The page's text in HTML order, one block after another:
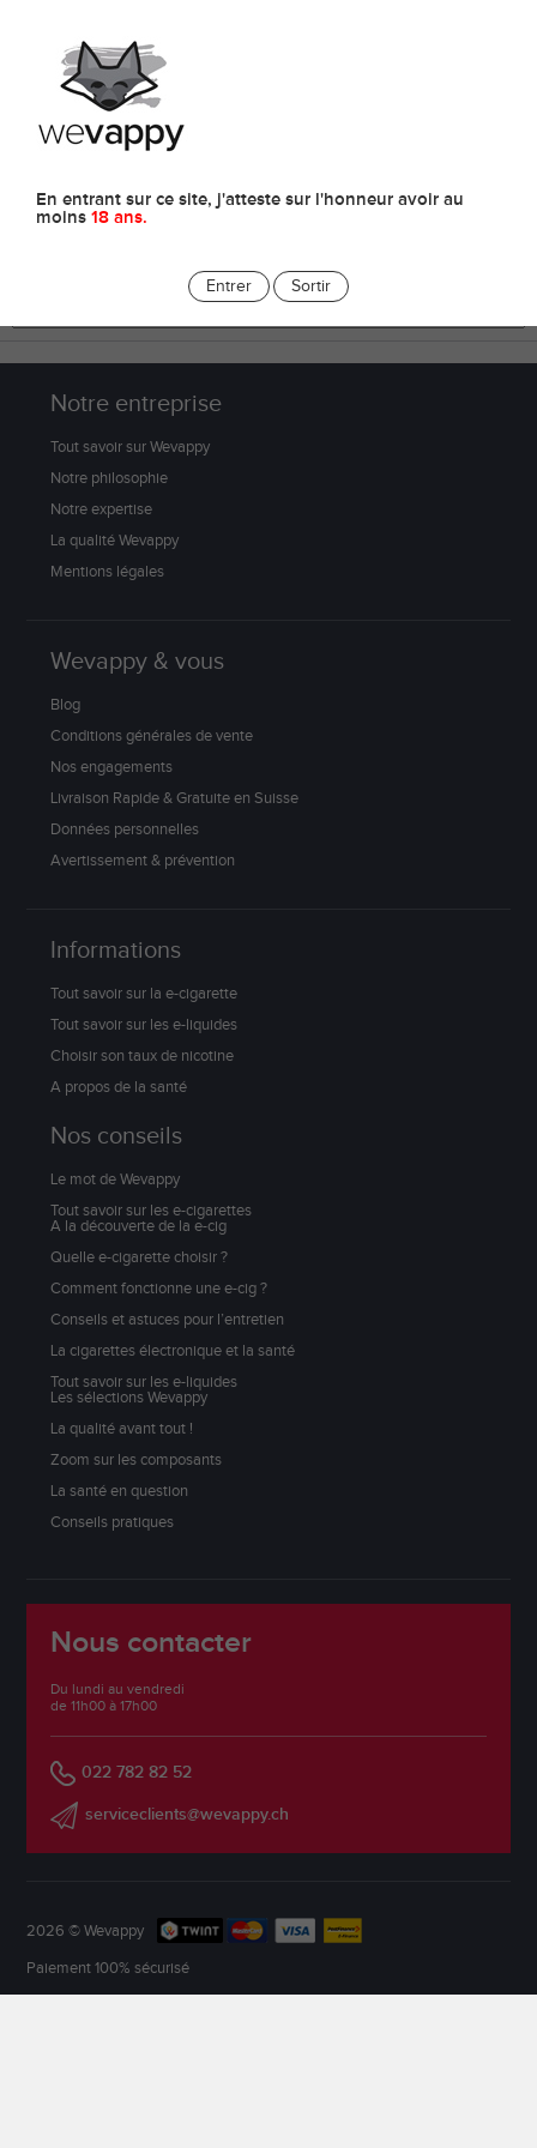
En entrant sur ce site, j'atteste sur l'honneur avoir au
moins 18 ans.
Entrer Sortir
E-liquides
Notre entreprise
Tout savoir sur Wevappy
Notre philosophie
Notre expertise
La qualité Wevappy
Mentions légales
Wevappy & vous
Blog
Conditions générales de vente
Nos engagements
Livraison Rapide & Gratuite en Suisse
Données personnelles
Avertissement & prévention
Informations
Tout savoir sur la e-cigarette
Tout savoir sur les e-liquides
Choisir son taux de nicotine
A propos de la santé
Nos conseils
Le mot de Wevappy
Tout savoir sur les e-cigarettes
A la découverte de la e-cig
Quelle e-cigarette choisir ?
Comment fonctionne une e-cig ?
Conseils et astuces pour l’entretien
La cigarettes électronique et la santé
Tout savoir sur les e-liquides
Les sélections Wevappy
La qualité avant tout !
Zoom sur les composants
La santé en question
Conseils pratiques
Nous contacter
Du lundi au vendredi
de 11h00 à 17h00
022 782 82 52
serviceclients@wevappy.ch
2026 © Wevappy
Paiement 100% sécurisé